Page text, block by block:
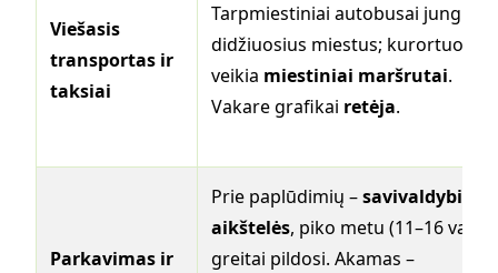
Viešasis
transportas ir
taksiai
Tarpmiestiniai autobusai jungia
didžiuosius miestus; kurortuose
veikia miestiniai maršrutai.
Vakare grafikai retėja.
Parkavimas ir
Prie paplūdimių –savivaldybių
aikštelės, piko metu (11–16 val.)
greitai pildosi. Akamas –